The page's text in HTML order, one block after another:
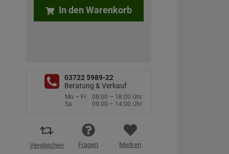
In den Warenkorb
03722 5989-22
Beratung & Verkauf
Mo – Fr
08:00 – 18:00 Uhr
Sa
09:00 – 14:00 Uhr
Vergleichen Fragen Merken